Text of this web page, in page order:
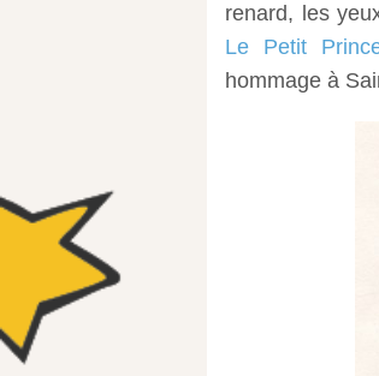
renard, les
Le Petit
hommage à